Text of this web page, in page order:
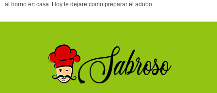
al horno en casa. Hoy te dejare como preparar el adobo...